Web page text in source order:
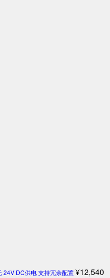
24V DC供电 支持冗余配置¥12,540